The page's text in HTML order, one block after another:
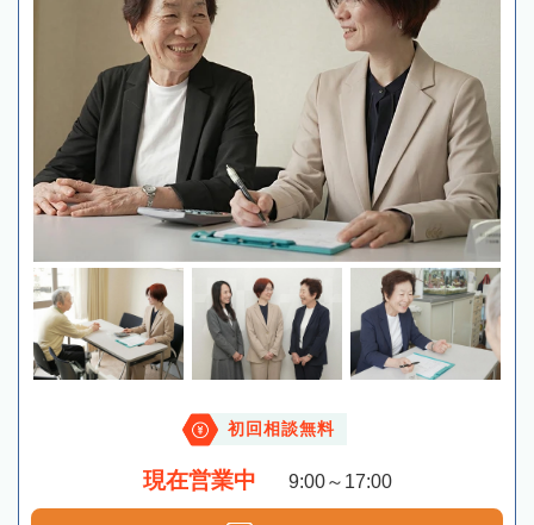
初回相談無料
現在営業中 9:00～17:00